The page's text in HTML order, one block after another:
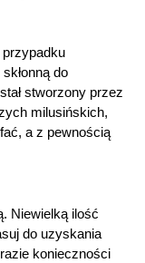
przypadku
do
stworzony przez
milusińskich,
a z pewnością
Niewielką ilość
do uzyskania
razie konieczności